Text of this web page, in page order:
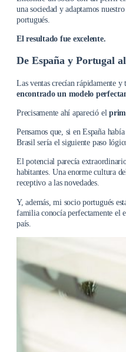
una sociedad y adaptamos
portugués.
El resultado fue excelente.
De España y Portugal
Las ventas crecían rápidamente y
encontrado un modelo
Precisamente ahí apareció el
Pensamos que, si en España
Brasil sería el siguiente paso
El potencial parecía
habitantes. Una enorme cultura
receptivo a las novedades.
Y, además, mi socio portugués
familia conocía perfectamente el
país.